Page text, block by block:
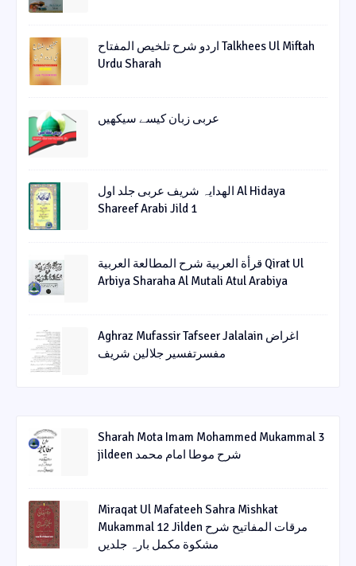
اردو شرح تلخیص المفتاح Talkhees Ul Miftah
Urdu Sharah
عربی زبان کیسے سیکھیں
الھدایہ شریف عربی جلد اول Al Hidaya
Shareef Arabi Jild 1
قرأة العربیة شرح المطالعة العربیة Qirat Ul
Arbiya Sharaha Al Mutali Atul Arabiya
Aghraz Mufassir Tafseer Jalalain اغراض
مفسرتفسیر جلالین شریف
Sharah Mota Imam Mohammed Mukammal 3
jildeen شرح موطا امام محمد
Miraqat Ul Mafateeh Sahra Mishkat
Mukammal 12 Jilden مرقات المفاتیح شرح
مشکوة مکمل بارہ جلدیں